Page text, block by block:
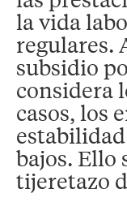
la vida
regulares.
subsidio
considera
casos, los
bajos. Ello
tijeretazo